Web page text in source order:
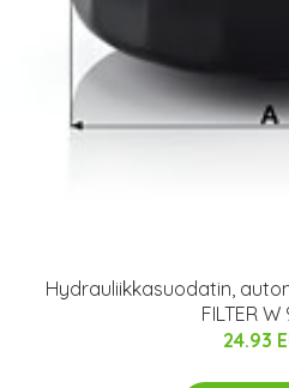
Hydrauliikkasuodatin,
FILTER
24.93